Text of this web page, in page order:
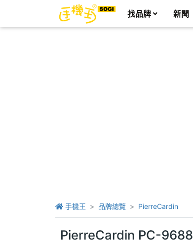
找品牌 新聞
手機王 品牌總覽 PierreCardin
PierreCardin PC-9688